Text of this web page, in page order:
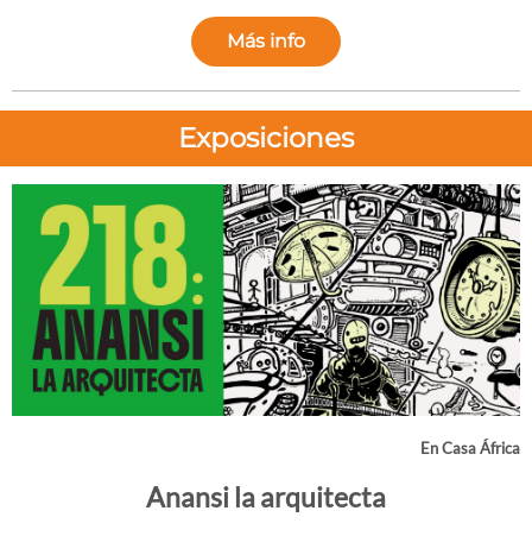
Más info
Exposiciones
En Casa África
Anansi la arquitecta